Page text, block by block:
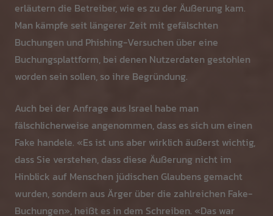
erläutern die Betreiber, wie es zu der Äußerung kam.
Man kämpfe seit längerer Zeit mit gefälschten
Buchungen und Phishing-Versuchen über eine
Buchungsplattform, bei denen Nutzerdaten gestohlen
worden sein sollen, so ihre Begründung.
Auch bei der Anfrage aus Israel habe man
fälschlicherweise angenommen, dass es sich um einen
Fake handele. «Es ist uns aber wirklich äußerst wichtig,
dass Sie verstehen, dass diese Äußerung nicht im
Hinblick auf Menschen jüdischen Glaubens gemacht
wurden, sondern aus Ärger über die zahlreichen Fake-
Buchungen», heißt es in dem Schreiben. «Das war